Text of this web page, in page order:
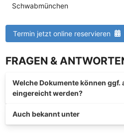
Schwabmünchen
Termin jetzt online reservieren
FRAGEN &
Welche Dokumente können ggf.
eingereicht werden?
Auch bekannt unter